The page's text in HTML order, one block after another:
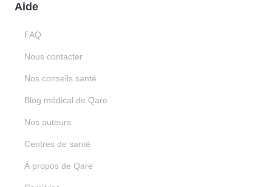
Aide
FAQ
Nous contacter
Nos conseils santé
Blog médical de Qare
Nos auteurs
Centres de santé
À propos de Qare